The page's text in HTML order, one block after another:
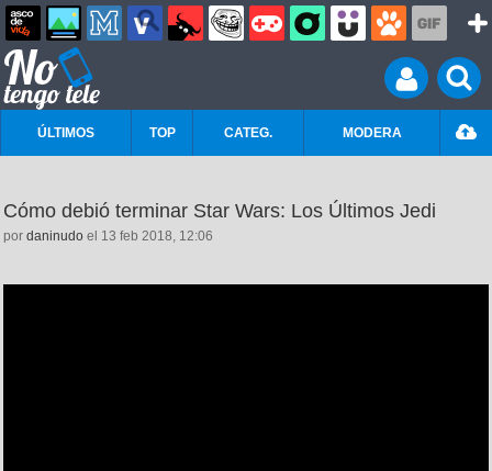
ÚLTIMOS TOP CATEG. MODERA
Cómo debió terminar Star Wars: Los Últimos Jedi
por daninudo el 13 feb 2018, 12:06